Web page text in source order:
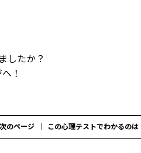
したか？
！
次のページ この心理テストでわかるのは